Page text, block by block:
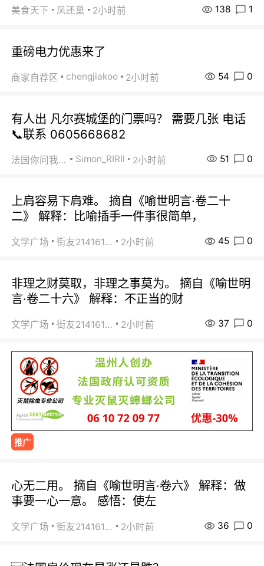
美食天下 凤还巢 2小时前 138 1
重磅电力优惠来了
商家自荐区 chengjiakoo 2小时前 54 0
有人出 凡尔赛城堡的门票吗？ 需要几张 电话
📞联系 0605668682
法国你问我答 Simon_RIRIl 2小时前 51 0
上肩容易下肩难。 摘自《喻世明言·卷二十
二》 解释：比喻插手一件事很简单，
文学广场 街友21416156 2小时前 45 0
非理之财莫取，非理之事莫为。 摘自《喻世明
言·卷二十六》 解释：不正当的财
文学广场 街友21416156 2小时前 37 0
推广
心无二用。 摘自《喻世明言·卷六》 解释：做
事要一心一意。 感悟：使左
文学广场 街友21416156 2小时前 36 0